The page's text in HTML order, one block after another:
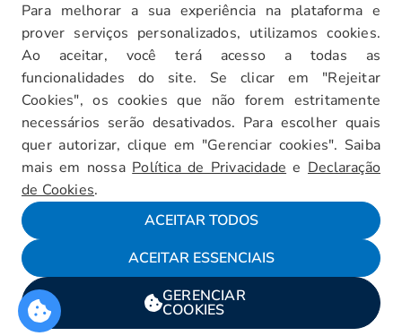
Para melhorar a sua experiência na plataforma e
prover serviços personalizados, utilizamos cookies.
Ao aceitar, você terá acesso a todas as
funcionalidades do site. Se clicar em "Rejeitar
Cookies", os cookies que não forem estritamente
necessários serão desativados. Para escolher quais
quer autorizar, clique em "Gerenciar cookies". Saiba
mais em nossa Política de Privacidade e Declaração
de Cookies.
ACEITAR TODOS
ACEITAR ESSENCIAIS
GERENCIAR
COOKIES
Carreiras
Intranet
Política de Privacidade
Documentos Institucionais
Faça um Tour Virtual
Blog
Mapa do Site
Fale conosco
Encarregado da LGPD